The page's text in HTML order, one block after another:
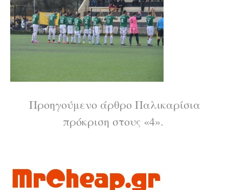
Διαβάστε
Προηγούμενο άρθροΠαλικαρίσια
πρόκριση στους «4».